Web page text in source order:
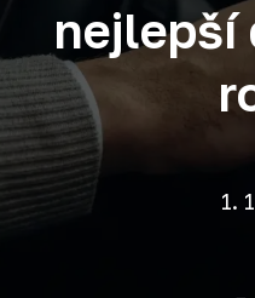
nejlepší
1.